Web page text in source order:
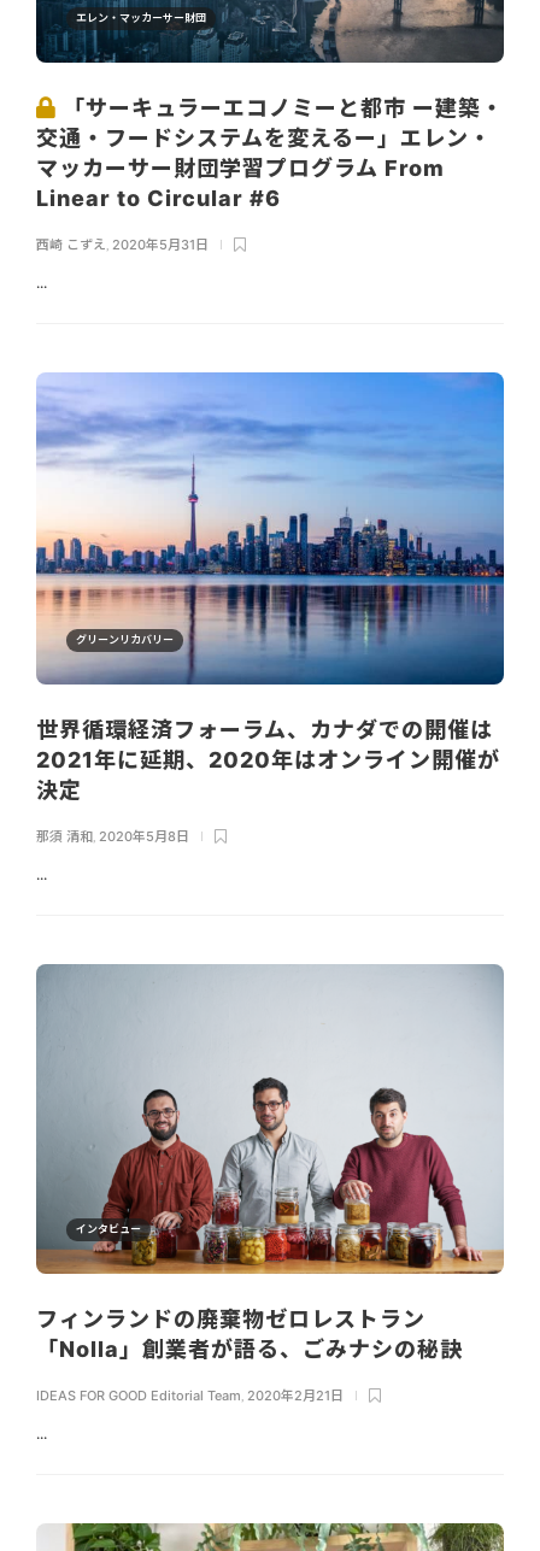
エレン・マッカーサー財団
「サーキュラーエコノミーと都市 ー建築・
交通・フードシステムを変えるー」エレン・
マッカーサー財団学習プログラム From
Linear to Circular #6
西崎 こずえ, 2020年5月31日
...
グリーンリカバリー
世界循環経済フォーラム、カナダでの開催は
2021年に延期、2020年はオンライン開催が
決定
那須 清和 2020年5月8日
...
インタビュー
フィンランドの廃棄物ゼロレストラン
「Nolla」創業者が語る、ごみナシの秘訣
IDEAS FOR GOOD Editorial Team, 2020年2月21日
...